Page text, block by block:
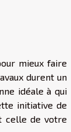
mieux faire
durent un
idéale à qui
initiative de
celle de votre